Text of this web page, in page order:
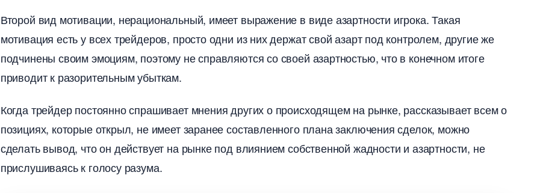
торой вид мотивации, нерациональный, имеет выражение в виде азартности игрока. Такая
мотивация есть у всех трейдеров, просто одни из них держат свой азарт под контролем, другие же
подчинены своим эмоциям, поэтому не справляются со своей азартностью, что в конечном итоге
приводит к разорительным убыткам.
Когда трейдер постоянно спрашивает мнения других о происходящем на рынке, рассказывает всем о
позициях, которые открыл, не имеет заранее составленного плана заключения сделок, можно
сделать вывод, что он действует на рынке под влиянием собственной жадности и азартности, не
прислушиваясь к голосу разума.